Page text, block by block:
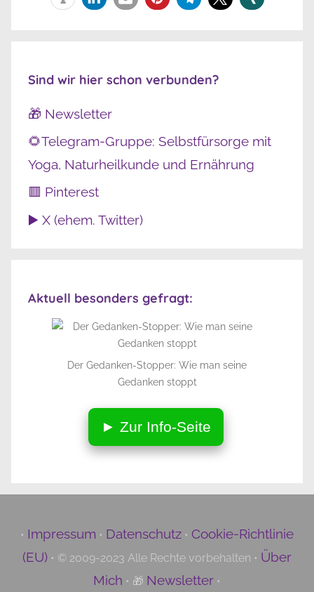
Sind wir hier schon verbunden?
🎁 Newsletter
🌻Telegram-Gruppe: Selbstfürsorge mit
Yoga, Naturheilkunde und Ernährung
🟥 Pinterest
▶️ X (ehem. Twitter)
Aktuell besonders gefragt:
Der Gedanken-Stopper: Wie man seine
Gedanken stoppt
► Zur Info-Seite
• Impressum • Datenschutz • Cookie-Richtlinie
(EU) • © 2009-2023 Alle Rechte vorbehalten • Über
Mich • 🎁 Newsletter •